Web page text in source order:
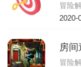
冒险
2020-
房间
冒险